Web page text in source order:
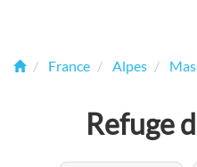
France Alpes
Refuge